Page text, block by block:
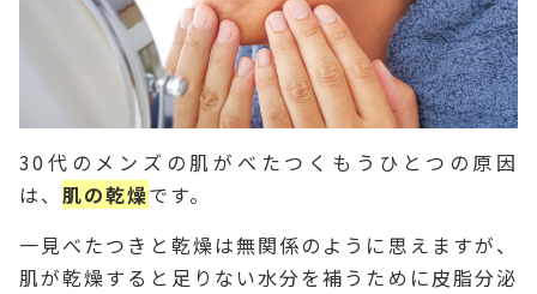
30代のメンズの肌がべたつくもうひとつの原因
は、 肌の乾燥です。
一見べたつきと乾燥は無関係のように思えますが、
肌が乾燥すると足りない水分を補うために皮脂分泌